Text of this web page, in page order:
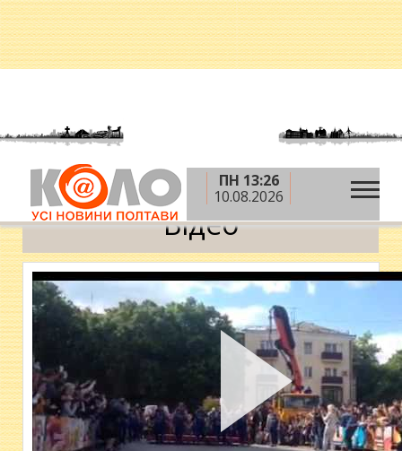
ПН 13:26
10.08.2026
Головна » Відео
Відео